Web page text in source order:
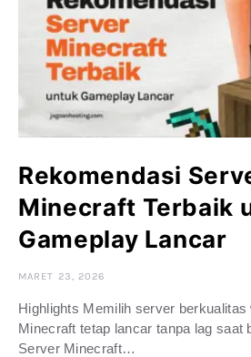
Rekomendasi
Minecraft Terbaik
Gameplay Lancar
MARET 23, 2026
Highlights Memilih server
Minecraft tetap lancar tanpa lag saat
Server Minecraft…